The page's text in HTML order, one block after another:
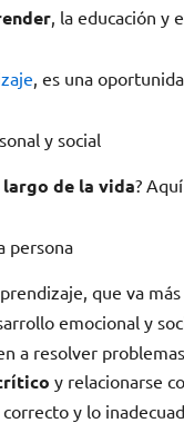
, la educación y
, es una
y social
de la vida?
persona
que va
emocional y
a resolver
y relacionarse
y lo